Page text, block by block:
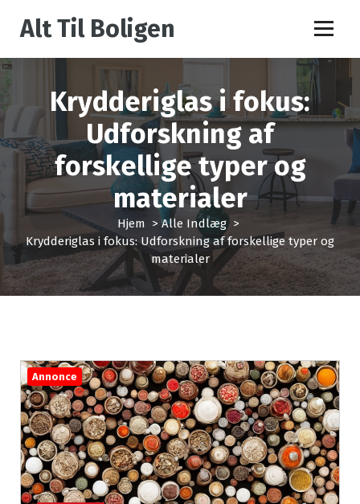
e
e
l
d
o
Alt Til Boligen
Krydderiglas i fokus:
Udforskning af
forskellige typer og
materialer
Hjem >Alle Indlæg>
Krydderiglas i fokus: Udforskning af forskellige typer og
materialer
Annonce